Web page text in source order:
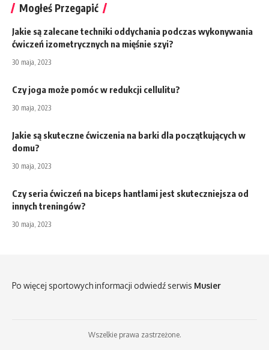
Mogłeś Przegapić
Jakie są zalecane techniki oddychania podczas wykonywania
ćwiczeń izometrycznych na mięśnie szyi?
30 maja, 2023
Czy joga może pomóc w redukcji cellulitu?
30 maja, 2023
Jakie są skuteczne ćwiczenia na barki dla początkujących w
domu?
30 maja, 2023
Czy seria ćwiczeń na biceps hantlami jest skuteczniejsza od
innych treningów?
30 maja, 2023
Po więcej sportowych informacji odwiedź serwis Musier
Wszelkie prawa zastrzeżone.